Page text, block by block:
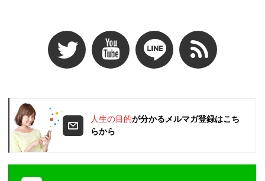
人生の目的が分かるメルマガ登録はこち
らから